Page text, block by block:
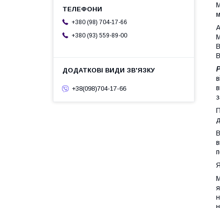
+380 (98) 704-17-66
+380 (93) 559-89-00
+38(098)704-17-66